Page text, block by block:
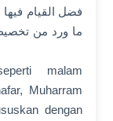
فضل القيام
ما ورد من
malam
Muharram
dengan